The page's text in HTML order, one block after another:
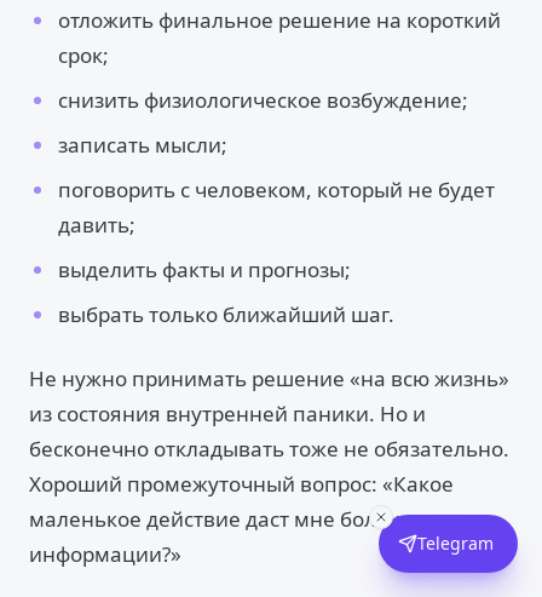
отложить финальное решение на короткий
срок;
снизить физиологическое возбуждение;
записать мысли;
поговорить с человеком, который не будет
давить;
выделить факты и прогнозы;
выбрать только ближайший шаг.
Не нужно принимать решение «на всю жизнь»
из состояния внутренней паники. Но и
бесконечно откладывать тоже не обязательно.
Хороший промежуточный вопрос: «Какое
маленькое действие даст мне больше
информации?»
Telegram